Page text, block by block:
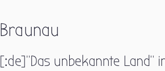
Braunau
[:de]”Das unbekannte Land”